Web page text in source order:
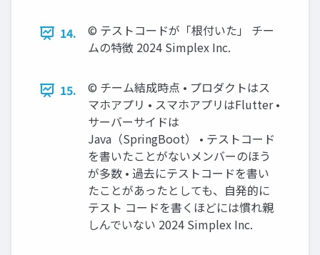
14.
©︎ テストコードが「根付いた」 チー
ムの特徴 2024 Simplex Inc.
15.
©︎ チーム結成時点 • プロダクトはス
マホアプリ • スマホアプリはFlutter •
サーバーサイドは
Java（SpringBoot） • テストコード
を書いたことがないメンバーのほう
が多数 • 過去にテストコードを書い
たことがあったとしても、自発的に
テスト コードを書くほどには慣れ親
しんでいない 2024 Simplex Inc.